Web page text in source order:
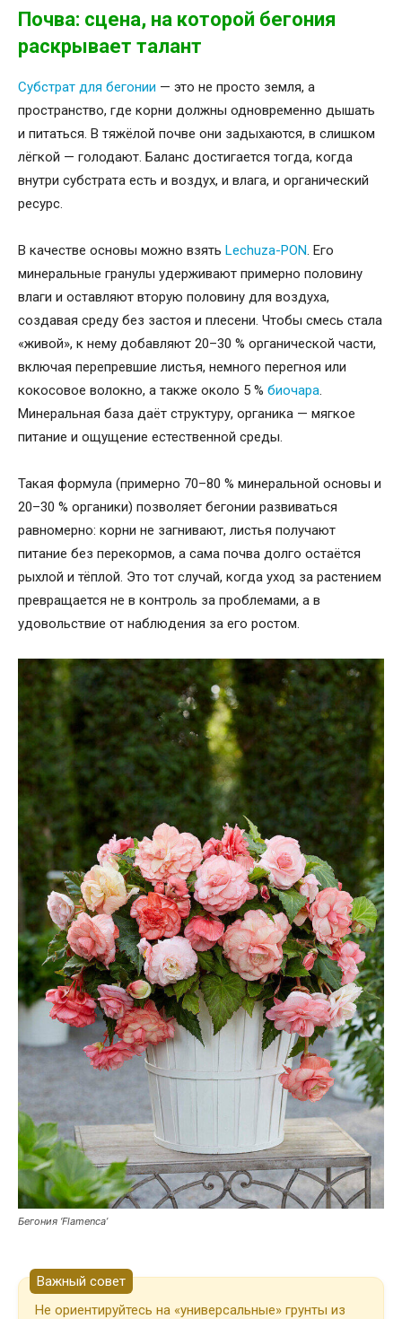
Почва: сцена, на которой бегония
раскрывает талант
Субстрат для бегонии — это не просто земля, а
пространство, где корни должны одновременно дышать
и питаться. В тяжёлой почве они задыхаются, в слишком
лёгкой — голодают. Баланс достигается тогда, когда
внутри субстрата есть и воздух, и влага, и органический
ресурс.
В качестве основы можно взять Lechuza-PON. Его
минеральные гранулы удерживают примерно половину
влаги и оставляют вторую половину для воздуха,
создавая среду без застоя и плесени. Чтобы смесь стала
«живой», к нему добавляют 20–30 % органической части,
включая перепревшие листья, немного перегноя или
кокосовое волокно, а также около 5 % биочара.
Минеральная база даёт структуру, органика — мягкое
питание и ощущение естественной среды.
Такая формула (примерно 70–80 % минеральной основы и
20–30 % органики) позволяет бегонии развиваться
равномерно: корни не загнивают, листья получают
питание без перекормов, а сама почва долго остаётся
рыхлой и тёплой. Это тот случай, когда уход за растением
превращается не в контроль за проблемами, а в
удовольствие от наблюдения за его ростом.
Бегония ‘Flamenca’
Важный совет
Не ориентируйтесь на «универсальные» грунты из